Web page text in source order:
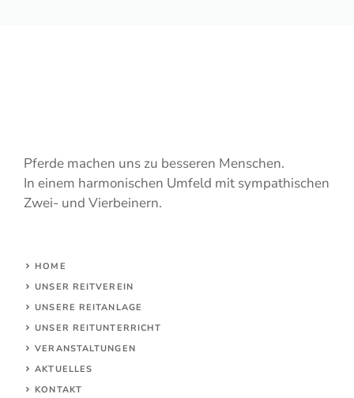
Pferde machen uns zu besseren Menschen.
In einem harmonischen Umfeld mit sympathischen
Zwei- und Vierbeinern.
HOME
UNSER REITVEREIN
UNSERE REITANLAGE
UNSER REITUNTERRICHT
VERANSTALTUNGEN
AKTUELLES
KONTAKT